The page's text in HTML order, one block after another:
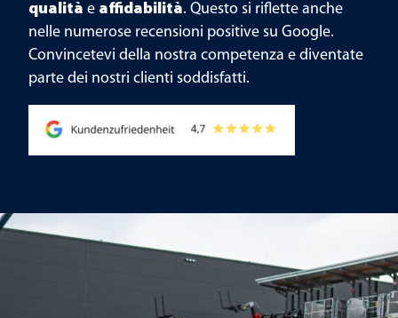
qualità e affidabilità. Questo si riflette anche
nelle numerose recensioni positive su Google.
Convincetevi della nostra competenza e diventate
parte dei nostri clienti soddisfatti.